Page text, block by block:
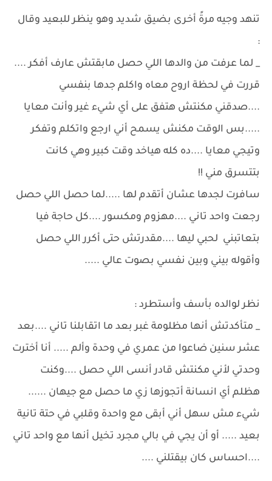
تنهد وجيه مرةً أخرى بضيق شديد وهو ينظر للبعيد وقال
:
_ لما عرفت من والدها اللي حصل مابقتش عارف أفكر ....
قررت في لحظة اروح معاه واكلم جدها بنفسي
....صدقني مكنتش هتفق على أي شيء غير وأنت معايا
.....بس الوقت مكنش يسمح أني ارجع واتكلم وتفكر
وتيجي معايا ....ده كله هياخد وقت كبير وهي كانت
بتتسرق مني !!
سافرت لجدها عشان أتقدم لها .....لما حصل اللي حصل
رجعت واحد تاني ....مهزوم ومكسور ....كل حاجة فيا
بتعاتبني لحبي ليها ....مقدرتش حتى أكرر اللي حصل
وأقوله بيني وبين نفسي بصوت عالي .....
نظر لوالده بأسف وأستطرد :
_ متأكدتش أنها مظلومة غبر بعد ما اتقابلنا تاني ....بعد
عشر سنين ضاعوا من عمري في وحدة وألم ..... أنا أخترت
وحدتي لأني مكنتش قادر أنسى اللي حصل ....وكنت
هظلم أي انسانة أتجوزها زي ما حصل مع جيهان ......
شيء مش سهل أني أبقى مع واحدة وقلبي في حتة تانية
بعيد ..... أو أن يجي في بالي مجرد تخيل أنها مع واحد تاني
....احساس كان بيقتلني ....